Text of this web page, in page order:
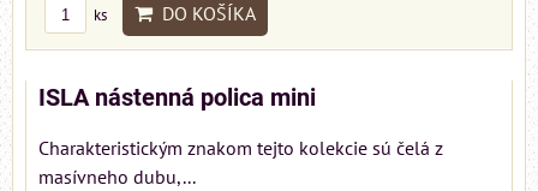
ks DO KOŠÍKA
ISLA nástenná polica mini
Charakteristickým znakom tejto kolekcie sú čelá z
masívneho dubu,...